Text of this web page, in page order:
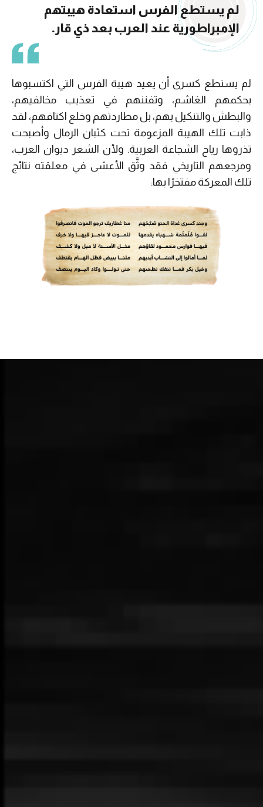
لم يستطع الفرس استعادة هيبتهم
الإمبراطورية عند العرب بعد ذي قار.
لم يستطع كسرى أن يعيد هيبة الفرس التي اكتسبوها
بحكمهم الغاشم، وتفننهم في تعذيب مخالفيهم،
والبطش والتنكيل بهم، بل مطاردتهم وخلع اكتافهم، لقد
ذابت تلك الهيبة المزعومة تحت كثبان الرمال وأصبحت
تذروها رياح الشجاعة العربية. ولأن الشعر ديوان العرب،
ومرجعهم التاريخي فقد وثَّق الأعشى في معلقته نتائج
تلك المعركة مفتخرًا بها: